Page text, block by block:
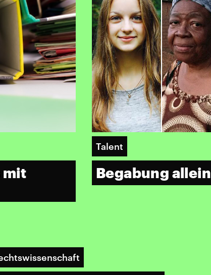
mit
Talent
Begabung